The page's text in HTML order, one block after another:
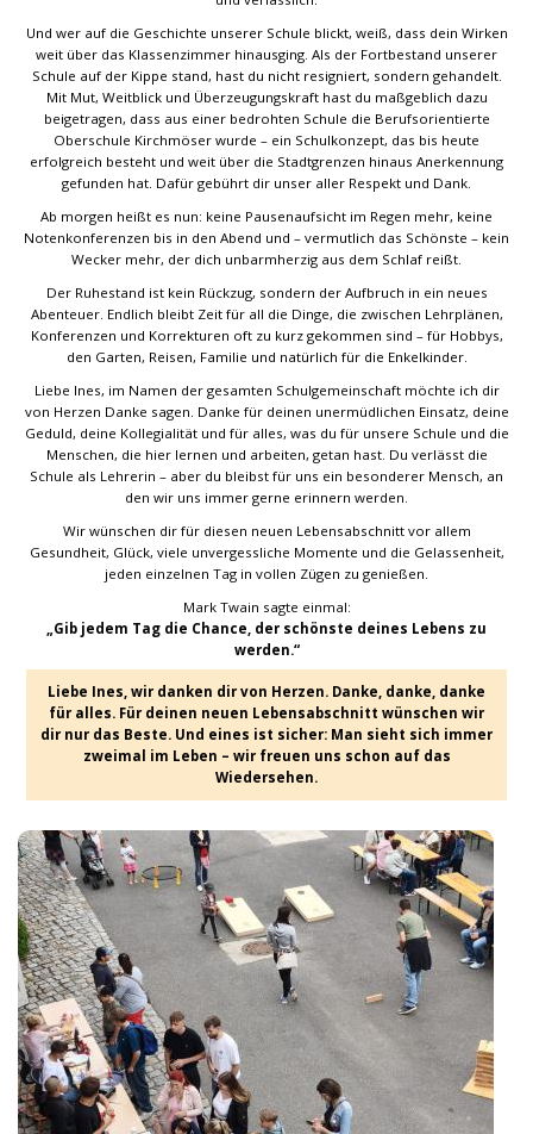
Und wer auf die Geschichte unserer Schule blickt, weiß, dass dein Wirken
weit über das Klassenzimmer hinausging. Als der Fortbestand unserer
Schule auf der Kippe stand, hast du nicht resigniert, sondern gehandelt.
Mit Mut, Weitblick und Überzeugungskraft hast du maßgeblich dazu
beigetragen, dass aus einer bedrohten Schule die Berufsorientierte
Oberschule Kirchmöser wurde – ein Schulkonzept, das bis heute
erfolgreich besteht und weit über die Stadtgrenzen hinaus Anerkennung
gefunden hat. Dafür gebührt dir unser aller Respekt und Dank.
Ab morgen heißt es nun: keine Pausenaufsicht im Regen mehr, keine
Notenkonferenzen bis in den Abend und – vermutlich das Schönste – kein
Wecker mehr, der dich unbarmherzig aus dem Schlaf reißt.
Der Ruhestand ist kein Rückzug, sondern der Aufbruch in ein neues
Abenteuer. Endlich bleibt Zeit für all die Dinge, die zwischen Lehrplänen,
Konferenzen und Korrekturen oft zu kurz gekommen sind – für Hobbys,
den Garten, Reisen, Familie und natürlich für die Enkelkinder.
Liebe Ines, im Namen der gesamten Schulgemeinschaft möchte ich dir
von Herzen Danke sagen. Danke für deinen unermüdlichen Einsatz, deine
Geduld, deine Kollegialität und für alles, was du für unsere Schule und die
Menschen, die hier lernen und arbeiten, getan hast. Du verlässt die
Schule als Lehrerin – aber du bleibst für uns ein besonderer Mensch, an
den wir uns immer gerne erinnern werden.
Wir wünschen dir für diesen neuen Lebensabschnitt vor allem
Gesundheit, Glück, viele unvergessliche Momente und die Gelassenheit,
jeden einzelnen Tag in vollen Zügen zu genießen.
Mark Twain sagte einmal:
„Gib jedem Tag die Chance, der schönste deines Lebens zu
werden.“
Liebe Ines, wir danken dir von Herzen. Danke, danke, danke
für alles. Für deinen neuen Lebensabschnitt wünschen wir
dir nur das Beste. Und eines ist sicher: Man sieht sich immer
zweimal im Leben – wir freuen uns schon auf das
Wiedersehen.